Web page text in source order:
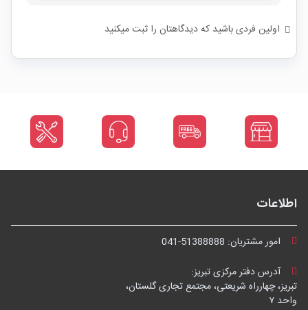
اولین فردی باشید که دیدگاهتان را ثبت میکنید
اطلاعات
امور مشتریان: 041-51388888
آدرس دفتر مرکزی تبریز:
تبریز، چهارراه شریعتی، مجتمع تجاری گلستان،
واحد ۷